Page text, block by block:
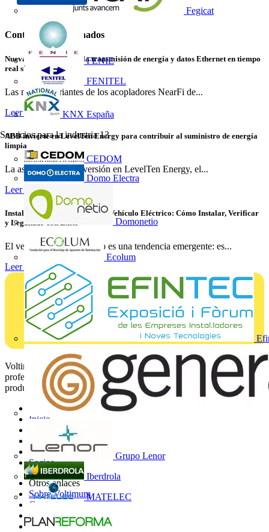
Fegicat
FENIE
FENITEL
KNX España
Servicios para la industria 13
CEDOM
Domo Electra
Domonetio
Ecolum
Grupo Lenor
Iberdrola
MATELEC
Contenidos relacionados
Nuevas variantes para la transmisión de energía y datos Ethernet en tiempo
real sin contacto
Las nuevas variantes de los acopladores NearFi de...
Leer más
ABB invierte en LevelTen Energy para contribuir al suministro de energía
limpia
La asociación y la inversión en LevelTen Energy, el...
Leer más
Instalaciones de Recarga para Vehículo Eléctrico: Cómo Instalar, Verificar
y Legalizar con Éxito
El vehículo eléctrico ya no es una tendencia emergente: es...
Leer más
Voltimum es una plataforma digital y comunidad que brinda a los
profesionales eléctricos noticias del sector, información de
productos, formación y herramientas para el sector eléctrico.
Mapa del sitio
Inicio
Academy
Productos
Socios
Otros enlaces
Sobre Voltimum
Contacto
Catálogos
Grupo Voltimum